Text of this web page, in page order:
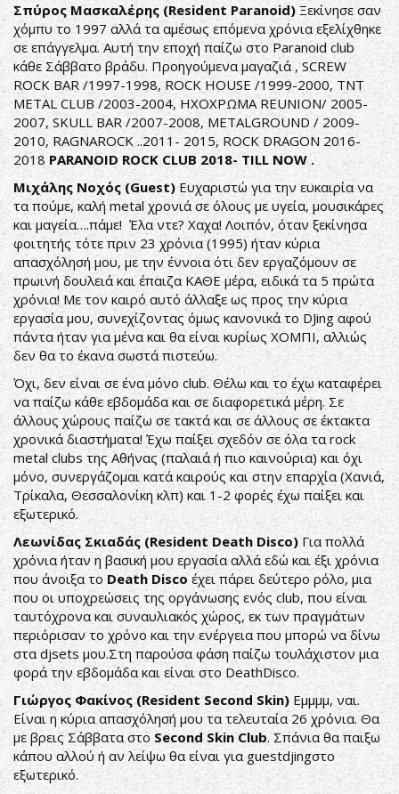
Σπύρος Μασκαλέρης (Resident Paranoid)Ξεκίνησε σαν
χόμπυ το 1997 αλλά τα αμέσως επόμενα χρόνια εξελίχθηκε
σε επάγγελμα. Αυτή την εποχή παίζω στο Paranoid club
κάθε Σάββατο βράδυ. Προηγούμενα μαγαζιά , SCREW
ROCK BAR /1997-1998, ROCK HOUSE /1999-2000, TNT
METAL CLUB /2003-2004, ΗΧΟΧΡΩΜΑ REUNION/ 2005-
2007, SKULL BAR /2007-2008, METALGROUND / 2009-
2010, RAGNAROCK ..2011- 2015, ROCK DRAGON 2016-
2018 PARANOID ROCK CLUB 2018- TILL NOW .
Μιχάλης Νοχός (Guest)​Ευχαριστώ για την ευκαιρία να
τα πούμε, καλή metal χρονιά σε όλους με υγεία, μουσικάρες
και μαγεία….πάμε! Έλα ντε? Χαχα! Λοιπόν, όταν ξεκίνησα
φοιτητής τότε πριν 23 χρόνια (1995) ήταν κύρια
απασχόλησή μου, με την έννοια ότι δεν εργαζόμουν σε
πρωινή δουλειά και έπαιζα ΚΑΘΕ μέρα, ειδικά τα 5 πρώτα
χρόνια! Με τον καιρό αυτό άλλαξε ως προς την κύρια
εργασία μου, συνεχίζοντας όμως κανονικά το DJing αφού
πάντα ήταν για μένα και θα είναι κυρίως ΧΟΜΠΙ, αλλιώς
δεν θα το έκανα σωστά πιστεύω.
Όχι, δεν είναι σε ένα μόνο club. Θέλω και το έχω καταφέρει
να παίζω κάθε εβδομάδα και σε διαφορετικά μέρη. Σε
άλλους χώρους παίζω σε τακτά και σε άλλους σε έκτακτα
χρονικά διαστήματα! Έχω παίξει σχεδόν σε όλα τα rock
metal clubs της Αθήνας (παλαιά ή πιο καινούρια) και όχι
μόνο, συνεργάζομαι κατά καιρούς και στην επαρχία (Χανιά,
Τρίκαλα, Θεσσαλονίκη κλπ) και 1-2 φορές έχω παίξει και
εξωτερικό.
Λεωνίδας Σκιαδάς (Resident Death Disco) Για πολλά
χρόνια ήταν η βασική μου εργασία αλλά εδώ και έξι χρόνια
που άνοιξα τοDeath Discoέχει πάρει δεύτερο ρόλο, μια
που οι υποχρεώσεις της οργάνωσης ενός club, που είναι
ταυτόχρονα και συναυλιακός χώρος, εκ των πραγμάτων
περιόρισαν το χρόνο και την ενέργεια που μπορώ να δίνω
στα djsets μου.Στη παρούσα φάση παίζω τουλάχιστον μια
φορά την εβδομάδα και είναι στο DeathDisco.
Γιώργος Φακίνος (Resident Second Skin) Εμμμμ, ναι.
Είναι η κύρια απασχόλησή μου τα τελευταία 26 χρόνια. Θα
με βρεις Σάββατα στο Second Skin Club. Σπάνια θα παιξω
κάπου αλλού ή αν λείψω θα είναι για guestdjingστο
εξωτερικό.